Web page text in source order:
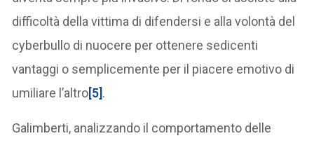
difficoltà della vittima di difendersi e alla volontà del
cyberbullo di nuocere per ottenere sedicenti
vantaggi o semplicemente per il piacere emotivo di
umiliare l’altro[5].
Galimberti, analizzando il comportamento delle